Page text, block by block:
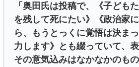
「奥田氏は投稿で、《子ども
を残して死にたい》《政治家
ら、もうとっくに覚悟は決ま
力します》とも綴っていて、表
その意気込みはなかなかのも